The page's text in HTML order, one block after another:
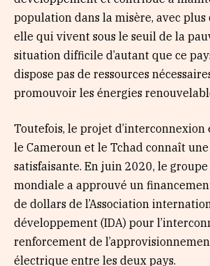
population dans la misère, avec plus
elle qui vivent sous le seuil de la
situation difficile d’autant que ce
dispose pas de ressources
promouvoir les énergies
Toutefois, le projet
le Cameroun et le Tchad connaît
satisfaisante. En juin 2020, le
mondiale a approuvé un
de dollars de l’Association
développement (IDA) pour
renforcement de
électrique entre les deux pays.